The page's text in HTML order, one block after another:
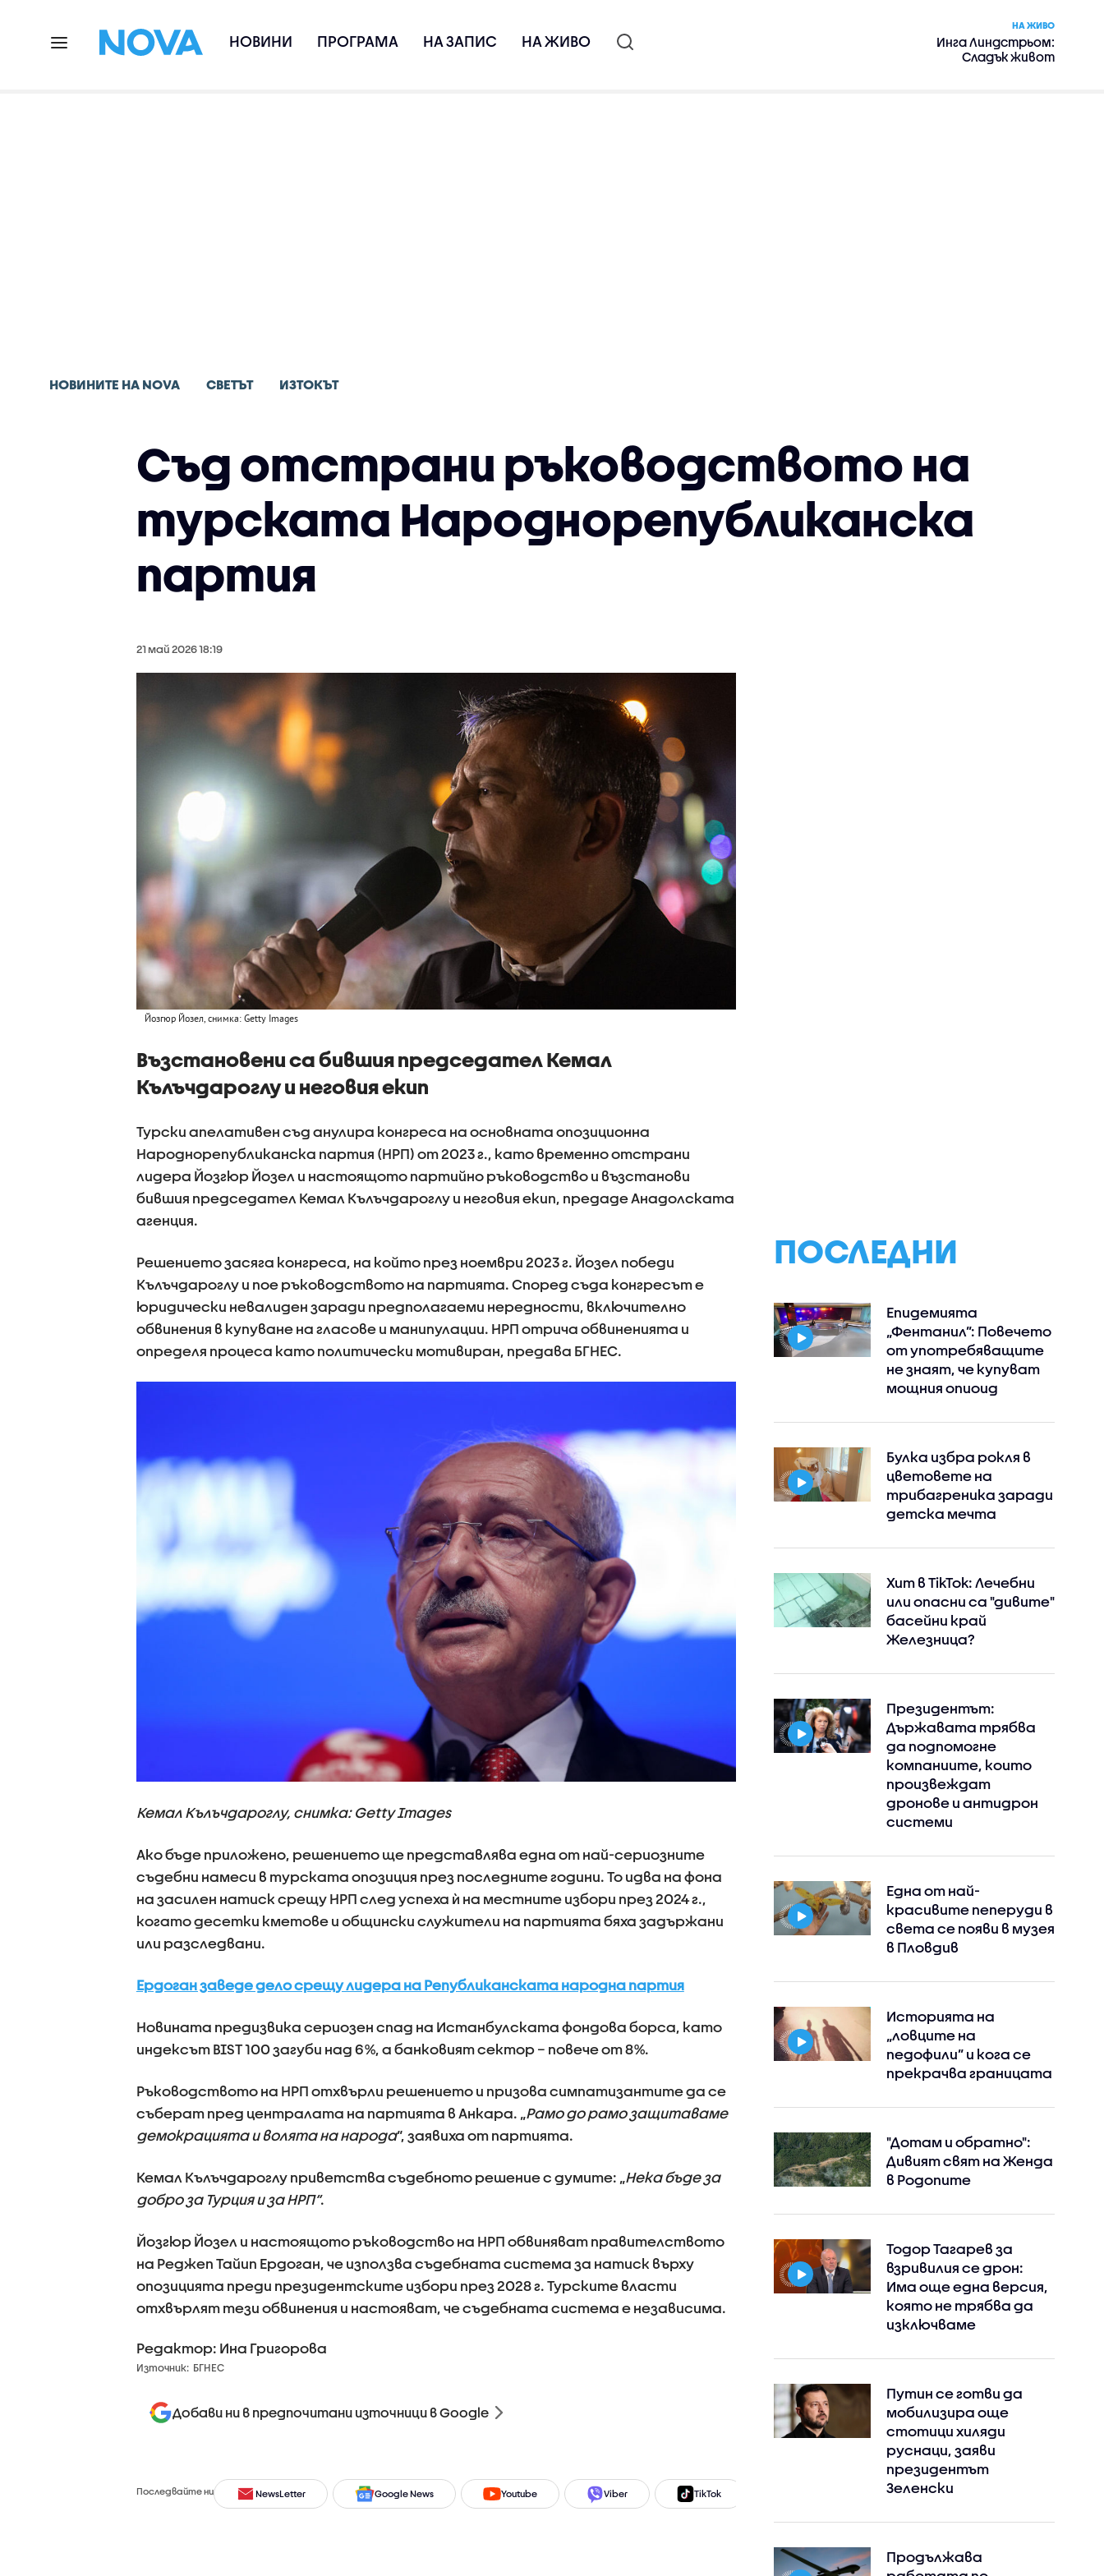
НОВИНИ ПРОГРАМА НА ЗАПИС НА ЖИВО
НА ЖИВО
Инга Линдстрьом:
Сладък живот
НОВИНИТЕ НА NOVA СВЕТЪТ ИЗТОКЪТ
Съд отстрани ръководството на
турската Народнорепубликанска
партия
21 май 2026 18:19
Йозгюр Йозел, снимка: Getty Images
Възстановени са бившия председател Кемал
Кълъчдароглу и неговия екип
Турски апелативен съд анулира конгреса на основната опозиционна
Народнорепубликанска партия (НРП) от 2023 г., като временно отстрани
лидера Йозгюр Йозел и настоящото партийно ръководство и възстанови
бившия председател Кемал Кълъчдароглу и неговия екип, предаде Анадолската
агенция.
Решението засяга конгреса, на който през ноември 2023 г. Йозел победи
Кълъчдароглу и пое ръководството на партията. Според съда конгресът е
юридически невалиден заради предполагаеми нередности, включително
обвинения в купуване на гласове и манипулации. НРП отрича обвиненията и
определя процеса като политически мотивиран, предава БГНЕС.
Кемал Кълъчдароглу, снимка: Getty Images
Ако бъде приложено, решението ще представлява една от най-сериозните
съдебни намеси в турската опозиция през последните години. То идва на фона
на засилен натиск срещу НРП след успеха ѝ на местните избори през 2024 г.,
когато десетки кметове и общински служители на партията бяха задържани
или разследвани.
Ердоган заведе дело срещу лидера на Републиканската народна партия
Новината предизвика сериозен спад на Истанбулската фондова борса, като
индексът BIST 100 загуби над 6%, а банковият сектор – повече от 8%.
Ръководството на НРП отхвърли решението и призова симпатизантите да се
съберат пред централата на партията в Анкара. „Рамо до рамо защитаваме
демокрацията и волята на народа“, заявиха от партията.
Кемал Кълъчдароглу приветства съдебното решение с думите: „Нека бъде за
добро за Турция и за НРП“.
Йозгюр Йозел и настоящото ръководство на НРП обвиняват правителството
на Реджеп Тайип Ердоган, че използва съдебната система за натиск върху
опозицията преди президентските избори през 2028 г. Турските власти
отхвърлят тези обвинения и настояват, че съдебната система е независима.
Редактор: Ина Григорова
Източник: БГНЕС
Добави ни в предпочитани източници в Google
Последвайте ни NewsLetter Google News Youtube Viber TikTok Facebook
ПОСЛЕДНИ
Епидемията
„Фентанил”: Повечето
от употребяващите
не знаят, че купуват
мощния опиоид
Булка избра рокля в
цветовете на
трибагреника заради
детска мечта
Хит в TikTok: Лечебни
или опасни са "дивите"
басейни край
Железница?
Президентът:
Държавата трябва
да подпомогне
компаниите, които
произвеждат
дронове и антидрон
системи
Една от най-
красивите пеперуди в
света се появи в музея
в Пловдив
Историята на
„ловците на
педофили” и кога се
прекрачва границата
"Дотам и обратно":
Дивият свят на Женда
в Родопите
Тодор Тагарев за
взривилия се дрон:
Има още една версия,
която не трябва да
изключваме
Путин се готви да
мобилизира още
стотици хиляди
руснаци, заяви
президентът
Зеленски
Продължава